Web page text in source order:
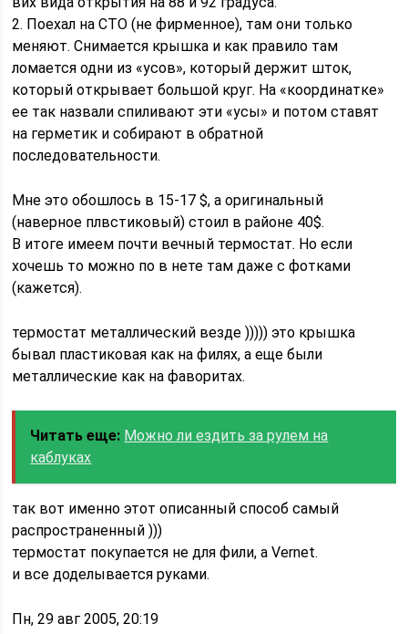
2. Поехал на СТО (не фирменное), там они только
меняют. Снимается крышка и как правило там
ломается одни из «усов», который держит шток,
который открывает большой круг. На «координатке»
ее так назвали спиливают эти «усы» и потом ставят
на герметик и собирают в обратной
последовательности.
Мне это обошлось в 15-17 $, а оригинальный
(наверное плвстиковый) стоил в районе 40$.
В итоге имеем почти вечный термостат. Но если
хочешь то можно по в нете там даже с фотками
(кажется).
термостат металлический везде ))))) это крышка
бывал пластиковая как на филях, а еще были
металлические как на фаворитах.
Читать еще: Можно ли ездить за рулем на
каблуках
так вот именно этот описанный способ самый
распространенный )))
термостат покупается не для фили, а Vernet.
и все доделывается руками.
Пн, 29 авг 2005, 20:19